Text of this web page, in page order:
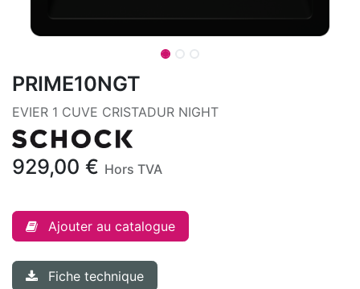
PRIME10NGT
EVIER 1 CUVE CRISTADUR NIGHT
929,00 € Hors TVA
Ajouter au catalogue
Fiche technique